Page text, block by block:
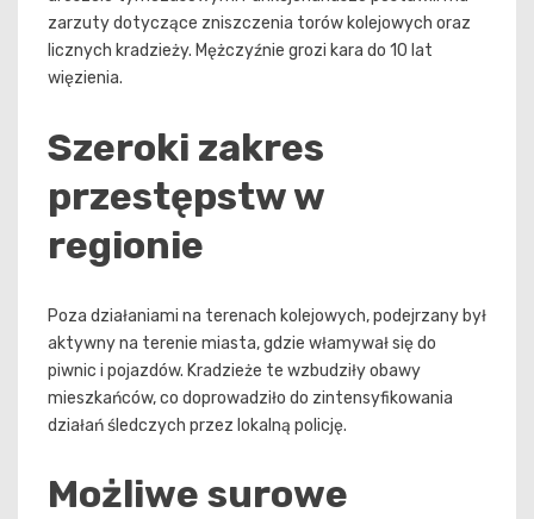
zarzuty dotyczące zniszczenia torów kolejowych oraz
licznych kradzieży. Mężczyźnie grozi kara do 10 lat
więzienia.
Szeroki zakres
przestępstw w
regionie
Poza działaniami na terenach kolejowych, podejrzany był
aktywny na terenie miasta, gdzie włamywał się do
piwnic i pojazdów. Kradzieże te wzbudziły obawy
mieszkańców, co doprowadziło do zintensyfikowania
działań śledczych przez lokalną policję.
Możliwe surowe